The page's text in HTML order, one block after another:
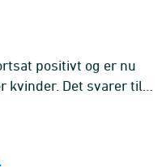
positivt og er nu
kvinder. Det svarer til
0,4 år for kvinder